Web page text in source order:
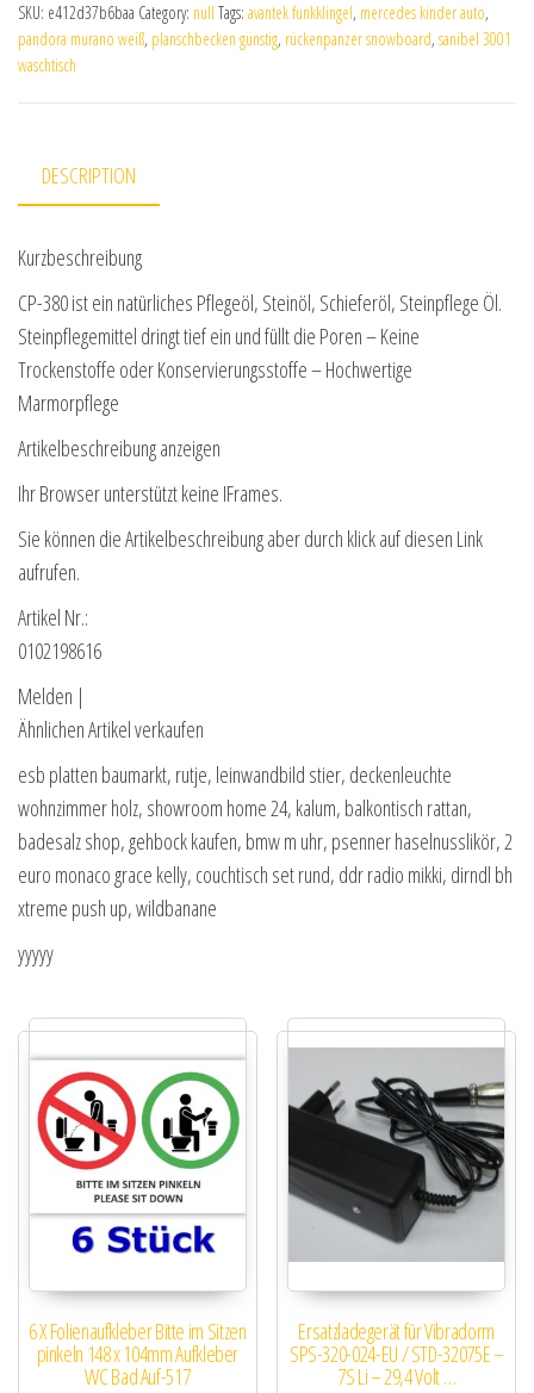
SKU: e412d37b6baa Category: null Tags: avantek funkklingel, mercedes kinder auto,
pandora murano weiß, planschbecken günstig, rückenpanzer snowboard, sanibel 3001
waschtisch
DESCRIPTION
Kurzbeschreibung
CP-380 ist ein natürliches Pflegeöl, Steinöl, Schieferöl, Steinpflege Öl.
Steinpflegemittel dringt tief ein und füllt die Poren – Keine
Trockenstoffe oder Konservierungsstoffe – Hochwertige
Marmorpflege
Artikelbeschreibung anzeigen
Ihr Browser unterstützt keine IFrames.
Sie können die Artikelbeschreibung aber durch klick auf diesen Link
aufrufen.
Artikel Nr.:
0102198616
Melden |
Ähnlichen Artikel verkaufen
esb platten baumarkt, rutje, leinwandbild stier, deckenleuchte
wohnzimmer holz, showroom home 24, kalum, balkontisch rattan,
badesalz shop, gehbock kaufen, bmw m uhr, psenner haselnusslikör, 2
euro monaco grace kelly, couchtisch set rund, ddr radio mikki, dirndl bh
xtreme push up, wildbanane
yyyyy
6 X Folienaufkleber Bitte im Sitzen
pinkeln 148 x 104mm Aufkleber
WC Bad Auf-517
Ersatzladegerät für Vibradorm
SPS-320-024-EU / STD-32075E –
7S Li – 29,4 Volt …